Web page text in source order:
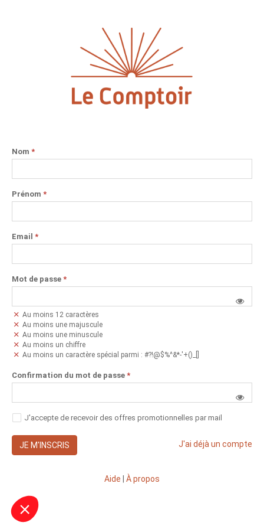
Nom *
Prénom *
Email *
Mot de passe *
Au moins 12 caractères
Au moins une majuscule
Au moins une minuscule
Au moins un chiffre
Au moins un caractère spécial parmi : #?!@$%^&*-'+()_[]
Confirmation du mot de passe *
J'accepte de recevoir des offres promotionnelles par mail
JE M'INSCRIS J'ai déjà un compte
Aide À propos